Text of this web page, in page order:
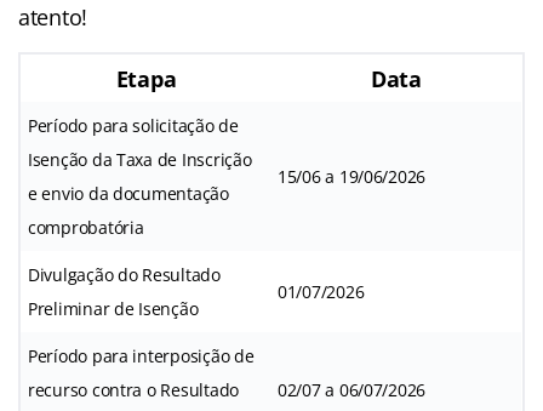
atento!
Etapa Data
Período para solicitação de
Isenção da Taxa de Inscrição
e envio da documentação
comprobatória
15/06 a 19/06/2026
Divulgação do Resultado
Preliminar de Isenção
01/07/2026
Período para interposição de
recurso contra o Resultado
02/07 a 06/07/2026